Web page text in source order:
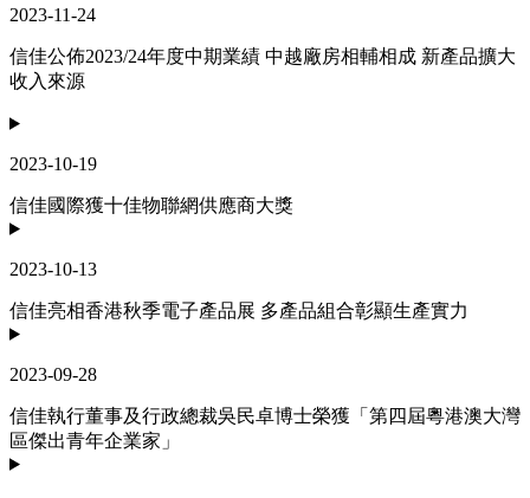
2023-11-24
信佳公佈2023/24年度中期業績 中越廠房相輔相成 新產品擴大
收入來源
2023-10-19
信佳國際獲十佳物聯網供應商大獎
2023-10-13
信佳亮相香港秋季電子產品展 多產品組合彰顯生產實力
2023-09-28
信佳執行董事及行政總裁吳民卓博士榮獲「第四屆粵港澳大灣
區傑出青年企業家」